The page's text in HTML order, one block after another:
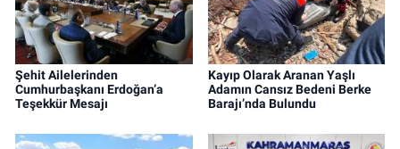
Şehit Ailelerinden
Cumhurbaşkanı Erdoğan’a
Teşekkür Mesajı
Kayıp Olarak Aranan Yaşlı
Adamın Cansız Bedeni Berke
Barajı’nda Bulundu